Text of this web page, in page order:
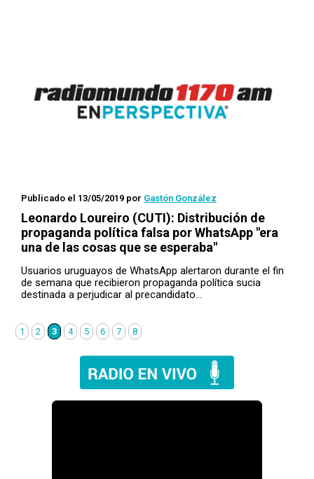
Publicado el 13/05/2019 por Gastón González
Leonardo Loureiro (CUTI): Distribución de
propaganda política falsa por WhatsApp "era
una de las cosas que se esperaba"
Usuarios uruguayos de WhatsApp alertaron durante el fin
de semana que recibieron propaganda política sucia
destinada a perjudicar al precandidato…
1 2 3 4 5 6 7 8